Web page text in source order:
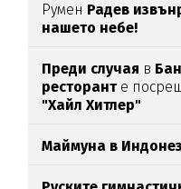
Румен Радев
нашето небе!
Преди случая в
ресторант е
"Хайл Хитлер"
Маймуна в